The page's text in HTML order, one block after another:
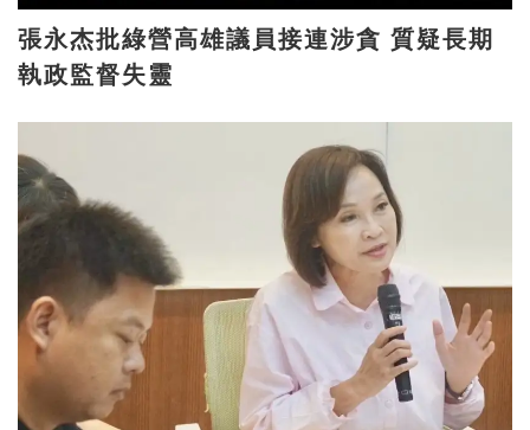
張永杰批綠營高雄議員接連涉貪 質疑長期
執政監督失靈